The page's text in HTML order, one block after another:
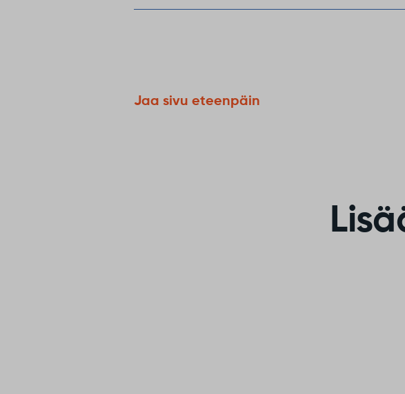
Jaa sivu eteenpäin